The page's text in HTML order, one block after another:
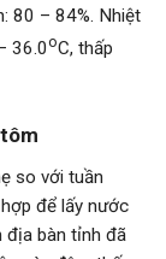
80 – 84%. Nhiệt
36.0oC, thấp
so với tuần
để lấy nước
bàn tỉnh đã